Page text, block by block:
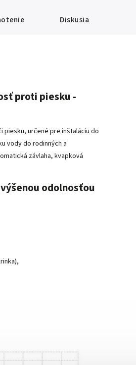
Diskusia
proti piesku -
piesku, určené pre inštaláciu do
vody do rodinných a
závlaha, kvapková
odolnosťou